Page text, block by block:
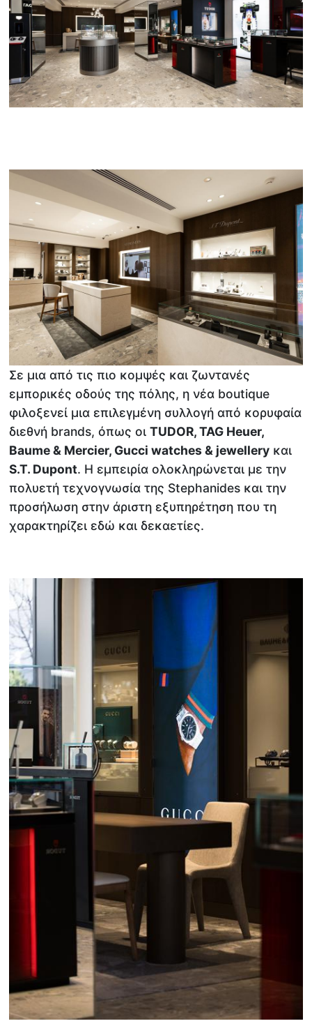
Σε μια από τις πιο κομψές και ζωντανές
εμπορικές οδούς της πόλης, η νέα boutique
φιλοξενεί μια επιλεγμένη συλλογή από κορυφαία
διεθνή brands, όπως οιTUDOR, TAG Heuer,
Baume & Mercier, Gucci watches & jewellery και
S.T. Dupont. Η εμπειρία ολοκληρώνεται με την
πολυετή τεχνογνωσία της Stephanides και την
προσήλωση στην άριστη εξυπηρέτηση που τη
χαρακτηρίζει εδώ και δεκαετίες.